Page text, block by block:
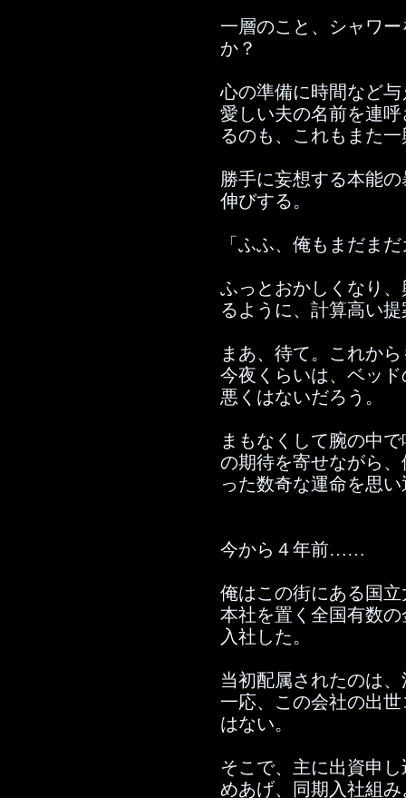
一層のこと、シャワ
か？
心の準備に時間など
愛しい夫の名前を連
るのも、これもまた
勝手に妄想する本能
伸びする。
「ふふ、俺もまだま
ふっとおかしくなり
るように、計算高い
まあ、待て。これか
今夜くらいは、ベッ
悪くはないだろう。
まもなくして腕の中
の期待を寄せながら
った数奇な運命を思
今から４年前……
俺はこの街にある国
本社を置く全国有数
入社した。
当初配属されたのは
一応、この会社の出
はない。
そこで、主に出資申
めあげ、同期入社組